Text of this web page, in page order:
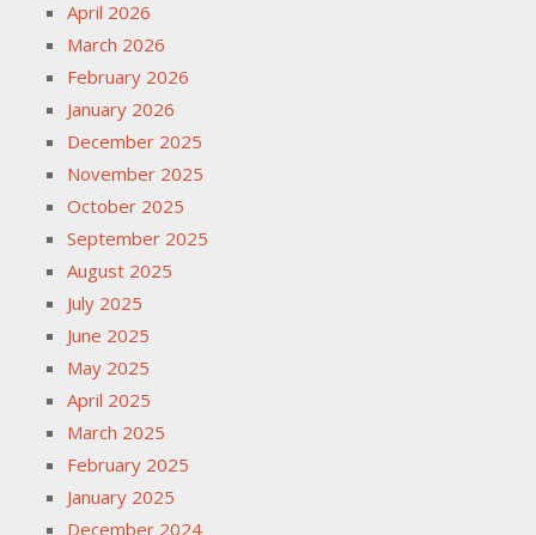
April 2026
March 2026
February 2026
January 2026
December 2025
November 2025
October 2025
September 2025
August 2025
July 2025
June 2025
May 2025
April 2025
March 2025
February 2025
January 2025
December 2024